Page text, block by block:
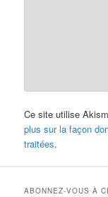
Ce site utilise
plus sur la façon
traitées.
ABONNEZ-VOUS À